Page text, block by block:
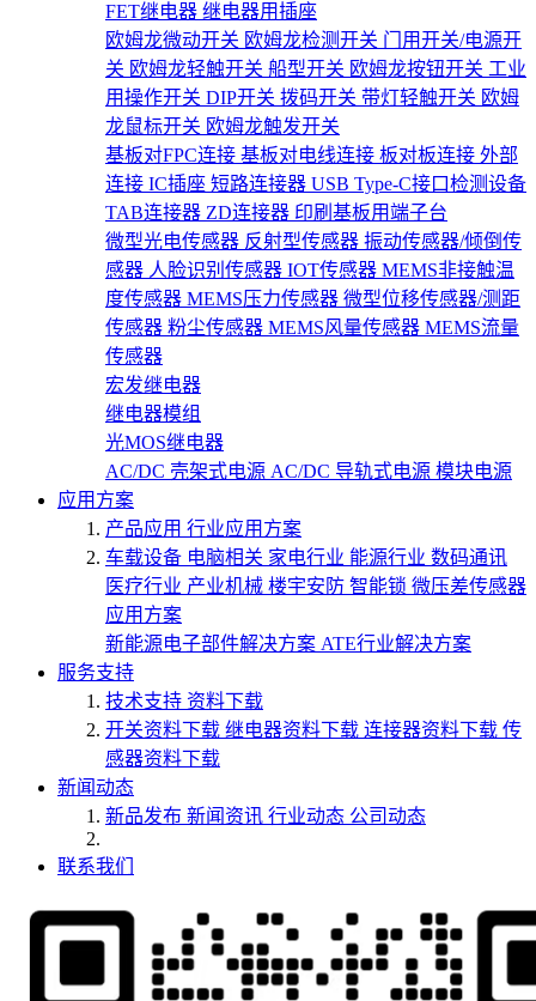
FET继电器 继电器用插座
欧姆龙微动开关 欧姆龙检测开关 门用开关/电源开
关 欧姆龙轻触开关 船型开关 欧姆龙按钮开关 工业
用操作开关 DIP开关 拨码开关 带灯轻触开关 欧姆
龙鼠标开关 欧姆龙触发开关
基板对FPC连接 基板对电线连接 板对板连接 外部
连接 IC插座 短路连接器 USB Type-C接口检测设备
TAB连接器 ZD连接器 印刷基板用端子台
微型光电传感器 反射型传感器 振动传感器/倾倒传
感器 人脸识别传感器 IOT传感器 MEMS非接触温
度传感器 MEMS压力传感器 微型位移传感器/测距
传感器 粉尘传感器 MEMS风量传感器 MEMS流量
传感器
宏发继电器
继电器模组
光MOS继电器
AC/DC 壳架式电源 AC/DC 导轨式电源 模块电源
应用方案
产品应用 行业应用方案
车载设备 电脑相关 家电行业 能源行业 数码通讯
医疗行业 产业机械 楼宇安防 智能锁 微压差传感器
应用方案
新能源电子部件解决方案 ATE行业解决方案
服务支持
技术支持 资料下载
开关资料下载 继电器资料下载 连接器资料下载 传
感器资料下载
新闻动态
新品发布 新闻资讯 行业动态 公司动态
联系我们